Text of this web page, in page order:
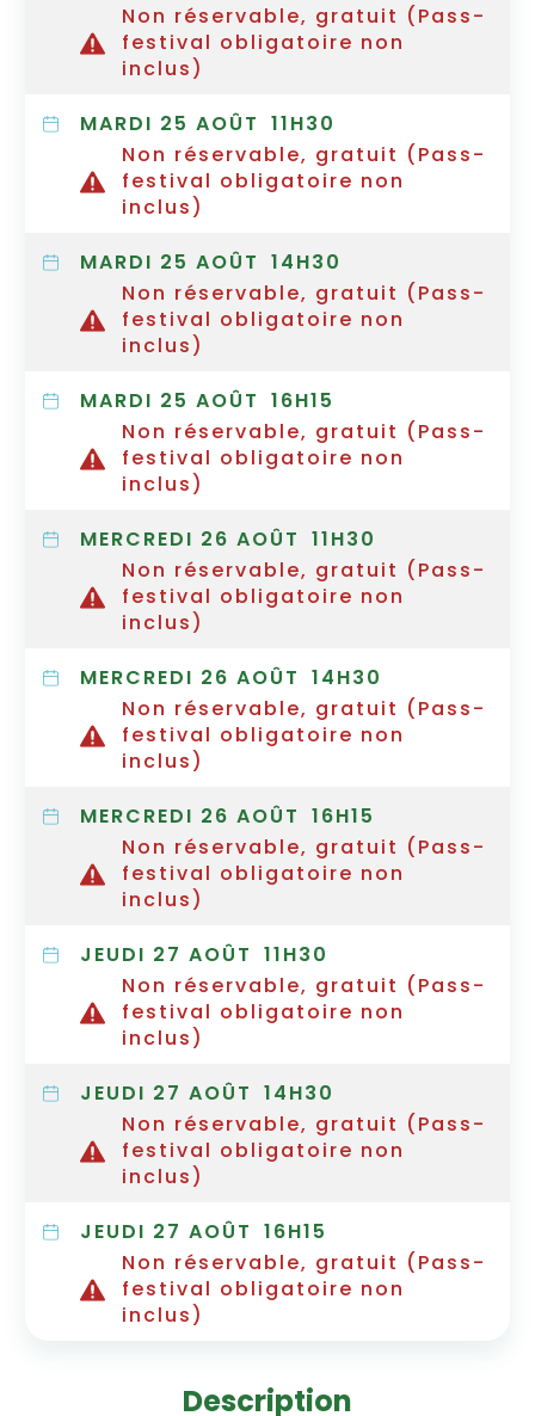
Non réservable, gratuit (Pass-
festival obligatoire non
inclus)
MARDI 25 AOÛT 11H30
Non réservable, gratuit (Pass-
festival obligatoire non
inclus)
MARDI 25 AOÛT 14H30
Non réservable, gratuit (Pass-
festival obligatoire non
inclus)
MARDI 25 AOÛT 16H15
Non réservable, gratuit (Pass-
festival obligatoire non
inclus)
MERCREDI 26 AOÛT 11H30
Non réservable, gratuit (Pass-
festival obligatoire non
inclus)
MERCREDI 26 AOÛT 14H30
Non réservable, gratuit (Pass-
festival obligatoire non
inclus)
MERCREDI 26 AOÛT 16H15
Non réservable, gratuit (Pass-
festival obligatoire non
inclus)
JEUDI 27 AOÛT 11H30
Non réservable, gratuit (Pass-
festival obligatoire non
inclus)
JEUDI 27 AOÛT 14H30
Non réservable, gratuit (Pass-
festival obligatoire non
inclus)
JEUDI 27 AOÛT 16H15
Non réservable, gratuit (Pass-
festival obligatoire non
inclus)
Description